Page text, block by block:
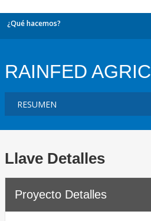
¿Qué hacemos?
RAINFED AGRIC
Llave Detalles
Proyecto Detalles